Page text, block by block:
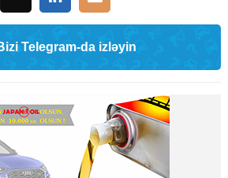
Telegram-da izləyin